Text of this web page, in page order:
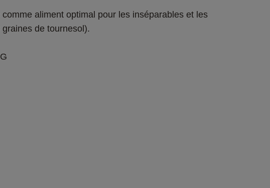
aliment optimal pour les inséparables et les
de tournesol).